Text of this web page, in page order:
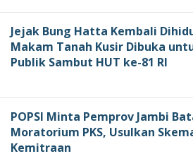
Jejak Bung Hatta Kembali
Makam Tanah Kusir Dibuka
Publik Sambut HUT ke-81 RI
POPSI Minta Pemprov Jambi
Moratorium PKS, Usulkan
Kemitraan